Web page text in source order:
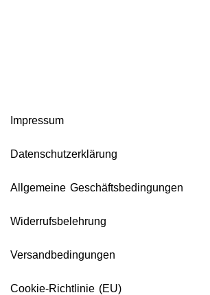
Impressum
Datenschutzerklärung
Allgemeine Geschäftsbedingungen
Widerrufsbelehrung
Versandbedingungen
Cookie-Richtlinie (EU)